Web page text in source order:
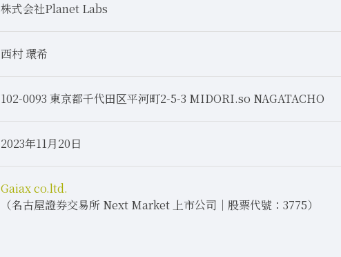
株式会社Planet Labs
西村 環希
102-0093 東京都千代田区平河町2-5-3 MIDORI.so NAGATACHO
2023年11月20日
Gaiax co.ltd.
（名古屋證券交易所 Next Market 上市公司｜股票代號：3775）